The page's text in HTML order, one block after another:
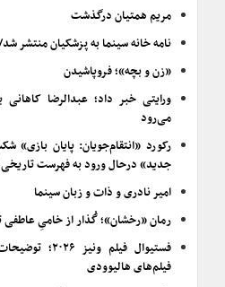
مریم همتیان درگذشت
نامه خانه سینما به پزشکیان منتشر
«زن و بچه»؛ فروپاشیدن
ورایتی خبر داد؛ عبدالرضا
می‌رود
رکورد «انتقام‌جویان: پایان بازی»
جدید» درحال ورود به فهرست
امیر نادری و ذات و زبان سینما
رمان «رخشان»؛ گُذار از خامیِ عاطفی
فستیوال فیلم
فیلم‌های هالیوودی